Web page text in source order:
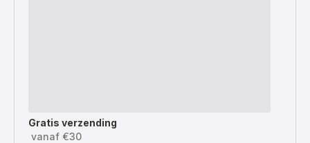
Gratis verzending
vanaf €30